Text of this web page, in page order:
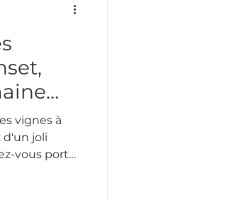
vignes à
d'un joli
vous porter